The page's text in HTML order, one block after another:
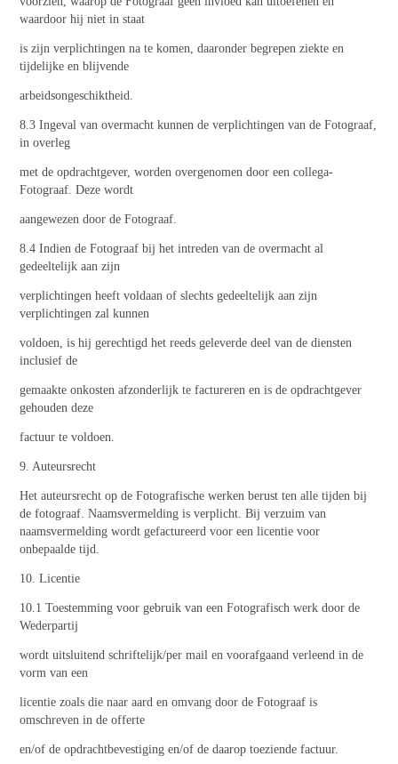
waardoor hij niet in staat
is zijn verplichtingen na te komen, daaronder begrepen ziekte en
tijdelijke en blijvende
arbeidsongeschiktheid.
8.3 Ingeval van overmacht kunnen de verplichtingen van de Fotograaf,
in overleg
met de opdrachtgever, worden overgenomen door een collega-
Fotograaf. Deze wordt
aangewezen door de Fotograaf.
8.4 Indien de Fotograaf bij het intreden van de overmacht al
gedeeltelijk aan zijn
verplichtingen heeft voldaan of slechts gedeeltelijk aan zijn
verplichtingen zal kunnen
voldoen, is hij gerechtigd het reeds geleverde deel van de diensten
inclusief de
gemaakte onkosten afzonderlijk te factureren en is de opdrachtgever
gehouden deze
factuur te voldoen.
9. Auteursrecht
Het auteursrecht op de Fotografische werken berust ten alle tijden bij
de fotograaf. Naamsvermelding is verplicht. Bij verzuim van
naamsvermelding wordt gefactureerd voor een licentie voor
onbepaalde tijd.
10. Licentie
10.1 Toestemming voor gebruik van een Fotografisch werk door de
Wederpartij
wordt uitsluitend schriftelijk/per mail en voorafgaand verleend in de
vorm van een
licentie zoals die naar aard en omvang door de Fotograaf is
omschreven in de offerte
en/of de opdrachtbevestiging en/of de daarop toeziende factuur.